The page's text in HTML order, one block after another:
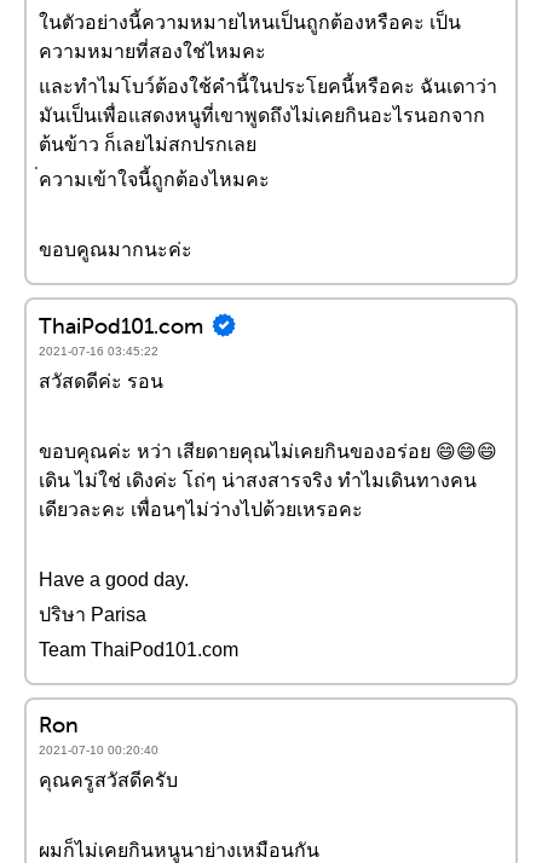
ในตัวอย่างนี้ความหมายไหนเป็นถูกต้องหรือคะ เป็น
ความหมายที่สองใช่ไหมคะ
และทำไมโบว์ต้องใช้คำนี้ในประโยคนี้หรือคะ ฉันเดาว่า
มันเป็นเพื่อแสดงหนูที่เขาพูดถึงไม่เคยกินอะไรนอกจาก
ต้นข้าว ก็เลยไม่สกปรกเลย
่ความเข้าใจนี้ถูกต้องไหมคะ
ขอบคูณมากนะค่ะ
ThaiPod101.com
2021-07-16 03:45:22
สวัสดดีค่ะ รอน
ขอบคุณค่ะ หว่า เสียดายคุณไม่เคยกินของอร่อย 😄😄😄
เดิน ไม่ใช่ เดิงค่ะ โถ่ๆ น่าสงสารจริง ทำไมเดินทางคน
เดียวละคะ เพื่อนๆไม่ว่างไปด้วยเหรอคะ
Have a good day.
ปริษา Parisa
Team ThaiPod101.com
Ron
2021-07-10 00:20:40
คุณครูสวัสดีครับ
ผมก็ไม่เคยกินหนูนาย่างเหมือนกัน